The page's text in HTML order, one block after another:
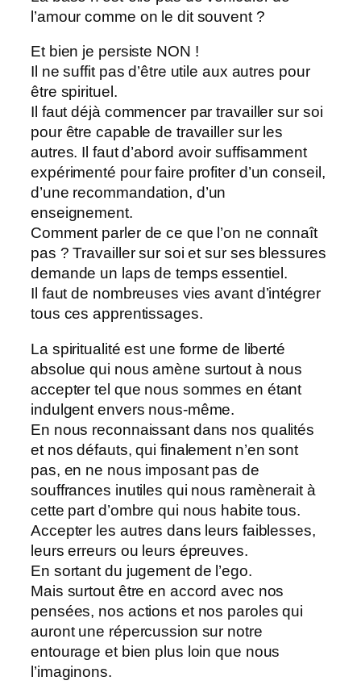
l’amour comme on le dit souvent ?
Et bien je persiste NON !
Il ne suffit pas d’être utile aux autres pour
être spirituel.
Il faut déjà commencer par travailler sur soi
pour être capable de travailler sur les
autres. Il faut d’abord avoir suffisamment
expérimenté pour faire profiter d’un conseil,
d’une recommandation, d’un
enseignement.
Comment parler de ce que l’on ne connaît
pas ? Travailler sur soi et sur ses blessures
demande un laps de temps essentiel.
Il faut de nombreuses vies avant d’intégrer
tous ces apprentissages.
La spiritualité est une forme de liberté
absolue qui nous amène surtout à nous
accepter tel que nous sommes en étant
indulgent envers nous-même.
En nous reconnaissant dans nos qualités
et nos défauts, qui finalement n’en sont
pas, en ne nous imposant pas de
souffrances inutiles qui nous ramènerait à
cette part d’ombre qui nous habite tous.
Accepter les autres dans leurs faiblesses,
leurs erreurs ou leurs épreuves.
En sortant du jugement de l’ego.
Mais surtout être en accord avec nos
pensées, nos actions et nos paroles qui
auront une répercussion sur notre
entourage et bien plus loin que nous
l’imaginons.